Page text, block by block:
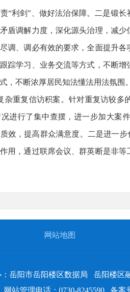
“利剑”、做好法治保障。二是锻
盾调解力度，深化源头治理，减
调、调必有效的要求，全面提升
踪学习、业务交流等方式，不断
，不断浓厚居民知法懂法用法氛围。
重复信访积案。针对重复访较多
进行了集中查摆，进一步加大案
效，提高群众满意度。二是进一
用，通过联席会议、群英断是非
网站地图
：岳阳市岳阳楼区数据局
岳阳楼区
站管理电话：0730-8245590
备案